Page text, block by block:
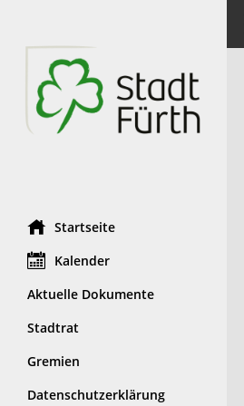
Startseite
Kalender
Aktuelle Dokumente
Stadtrat
Gremien
Datenschutzerklärung